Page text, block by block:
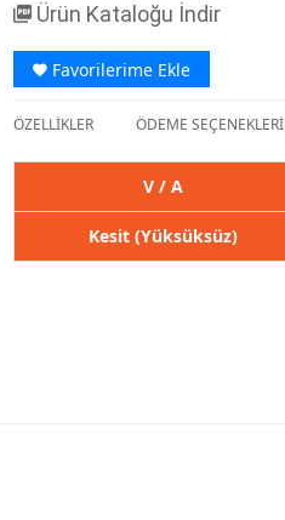
Ürün Kataloğu İndir
Favorilerime Ekle
ÖZELLİKLER ÖDEME SEÇENEKLERİ
V / A
Kesit (Yüksüksüz)